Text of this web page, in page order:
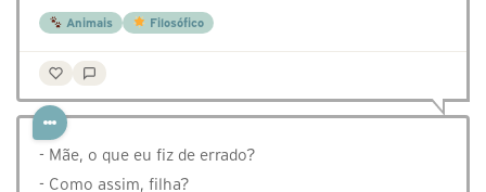
Animais Filosófico
- Mãe, o que eu fiz de errado?
- Como assim, filha?